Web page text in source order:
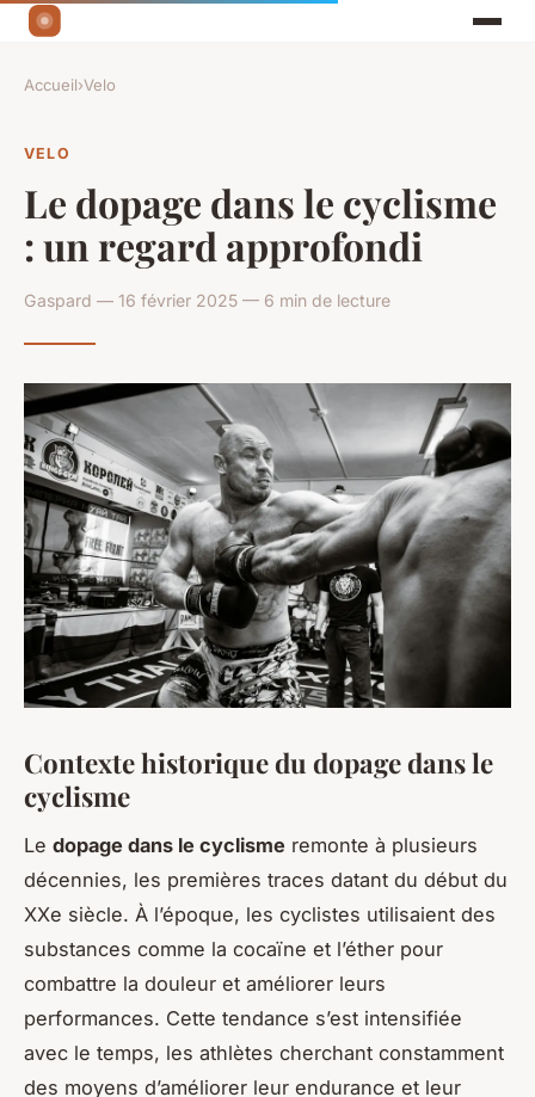
Accueil›Velo
VELO
Le dopage dans le cyclisme
: un regard approfondi
Gaspard — 16 février 2025 — 6 min de lecture
Contexte historique du dopage dans le
cyclisme
Le dopage dans le cyclisme remonte à plusieurs
décennies, les premières traces datant du début du
XXe siècle. À l’époque, les cyclistes utilisaient des
substances comme la cocaïne et l’éther pour
combattre la douleur et améliorer leurs
performances. Cette tendance s’est intensifiée
avec le temps, les athlètes cherchant constamment
des moyens d’améliorer leur endurance et leur